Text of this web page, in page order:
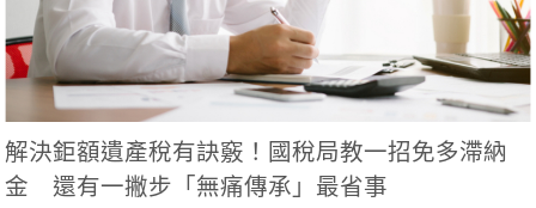
解決鉅額遺產稅有訣竅！國稅局教一招免多滯納
金 還有一撇步「無痛傳承」最省事